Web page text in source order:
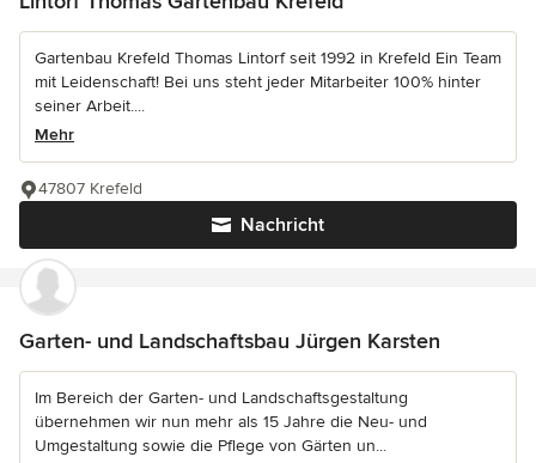
Gartenbau Krefeld Thomas Lintorf seit 1992 in Krefeld Ein Team
mit Leidenschaft! Bei uns steht jeder Mitarbeiter 100% hinter
seiner Arbeit....
Mehr
Nachricht
47807 Krefeld
Garten- und Landschaftsbau Jürgen Karsten
Im Bereich der Garten- und Landschaftsgestaltung
übernehmen wir nun mehr als 15 Jahre die Neu- und
Umgestaltung sowie die Pflege von Gärten un...